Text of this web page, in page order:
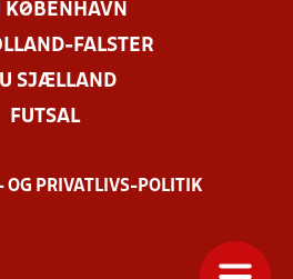
KØBENHAVN
FALSTER
SJÆLLAND
FUTSAL
OG PRIVATLIVS-POLITIK